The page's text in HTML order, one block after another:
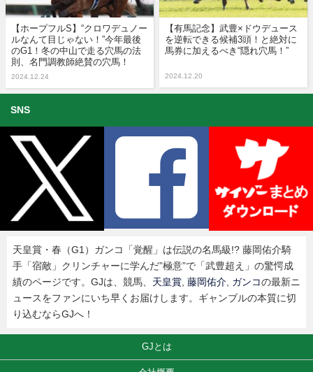
【ホープフルS】“クロワデュノー
ルなんて目じゃない！”今年最後
のG1！冬の中山で走る穴馬の法
則、名門調教師絶賛の穴馬！
2024.12.24
【有馬記念】武豊×ドウデュース
を逆転できる候補3頭！と絶対に
馬券に加えるべき“隠れ穴馬！”
2024.12.20
SNS
天皇賞・春（G1）ガンコ「覚醒」は伝説の名馬級!? 藤岡佑介騎
手「宿敵」クリンチャーに学んだ”極意”で「武豊超え」の驚愕成
績のページです。GJは、競馬、 天皇賞, 藤岡佑介, ガンコの最新ニ
ュースをファンにいち早くお届けします。ギャンブルの本質に切
り込むならGJへ！
GJとは